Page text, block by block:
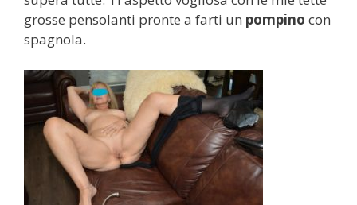
grosse pensolanti pronte a farti un pompino con
spagnola.